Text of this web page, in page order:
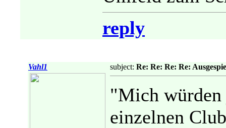
reply
Vahl1 subject: Re: Re: Re: Re:
"Mich
einzelnen